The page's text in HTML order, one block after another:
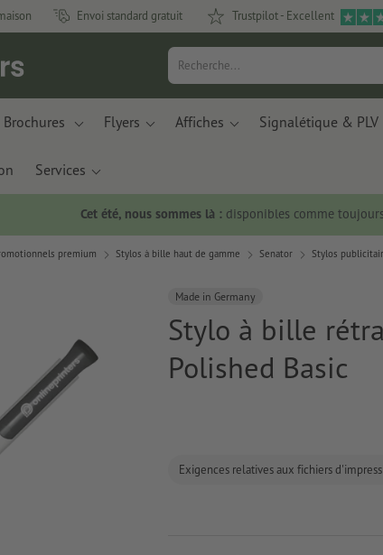
Envoi standard gratuit Trustpilot - Excellent
Brochures Flyers Affiches Signalétique & PLV
Services
Cet été, nous sommes là :disponibles comme
premium Stylos à bille haut de gamme Senator Stylos
Made in Germany
Stylo à bille
Polished Basic
Exigences relatives aux fichiers